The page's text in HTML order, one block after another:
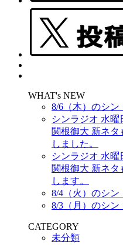
WHAT's NEW
8/6（木）のシン
シンラジオ 水曜
関根御大 新ネタ
しました。
シンラジオ 水曜
関根御大 新ネタ
します。
8/4（火）のシン
8/3（月）のシン
CATEGORY
未分類